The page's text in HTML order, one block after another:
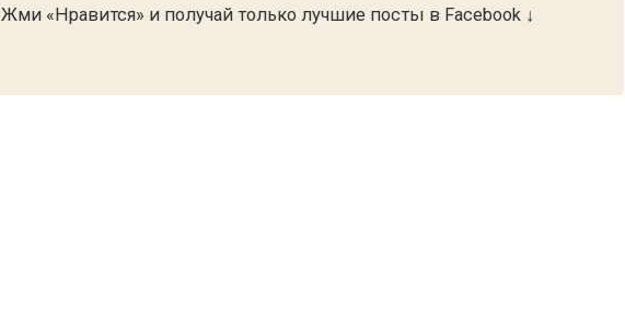
Жми «Нравится» и получай только лучшие посты в Facebook ↓